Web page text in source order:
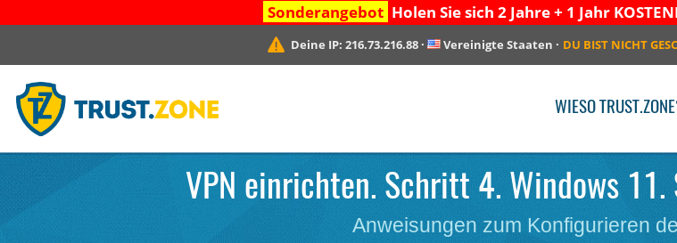
Sonderangebot Holen Sie sich 2 Jahre + 1 Jahr
Deine IP:216.73.216.88 · Vereinigte Staaten · DU BIST NICHT
WIESO
VPN einrichten. Schritt 4. Windows
Anweisungen zum Konfigurieren